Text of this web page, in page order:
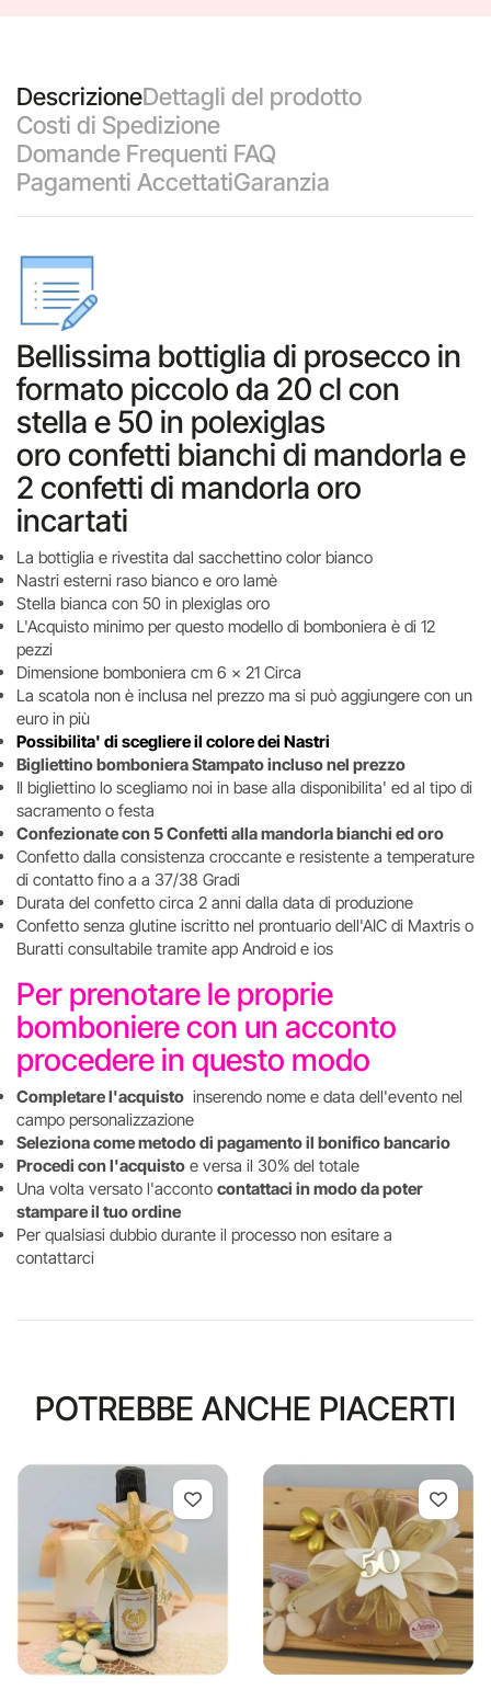
DescrizioneDettagli del prodotto
Costi di Spedizione
Domande Frequenti FAQ
Pagamenti AccettatiGaranzia
Bellissima bottiglia di prosecco in
formato piccolo da 20 cl con
stella e 50 in polexiglas
oro confetti bianchi di mandorla e
2 confetti di mandorla oro
incartati
La bottiglia e rivestita dal sacchettino color bianco
Nastri esterni raso bianco e oro lamè
Stella bianca con 50 in plexiglas oro
L'Acquisto minimo per questo modello di bomboniera è di 12
pezzi
Dimensione bomboniera cm 6 x 21 Circa
La scatola non è inclusa nel prezzo ma si può aggiungere con un
euro in più
Possibilita' di scegliere il colore dei Nastri
Bigliettino bomboniera Stampato incluso nel prezzo
Il bigliettino lo scegliamo noi in base alla disponibilita' ed al tipo di
sacramento o festa
Confezionate con 5 Confetti alla mandorla bianchi ed oro
Confetto dalla consistenza croccante e resistente a temperature
di contatto fino a a 37/38 Gradi
Durata del confetto circa 2 anni dalla data di produzione
Confetto senza glutine iscritto nel prontuario dell'AIC di Maxtris o
Buratti consultabile tramite app Android e ios
Per prenotare le proprie
bomboniere con un acconto
procedere in questo modo
Completare l'acquisto inserendo nome e data dell'evento nel
campo personalizzazione
Seleziona come metodo di pagamento il bonifico bancario
Procedi con l'acquisto e versa il 30% del totale
Una volta versato l'acconto contattaci in modo da poter
stampare il tuo ordine
Per qualsiasi dubbio durante il processo non esitare a
contattarci
POTREBBE ANCHE PIACERTI